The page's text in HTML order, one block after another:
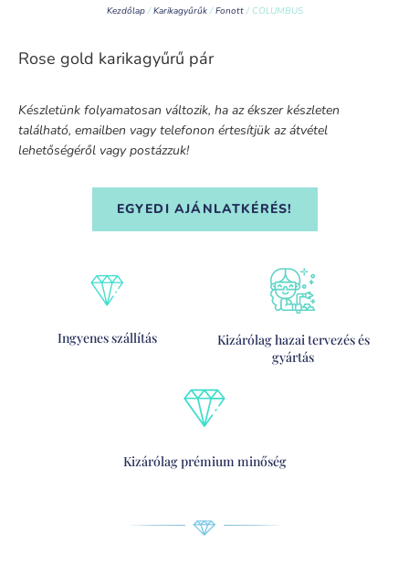
Kezdőlap/Karikagyűrűk/Fonott/ COLUMBUS
Rose gold karikagyűrű pár
Készletünk folyamatosan változik, ha az ékszer készleten
található, emailben vagy telefonon értesítjük az átvétel
lehetőségéről vagy postázzuk!
EGYEDI AJÁNLATKÉRÉS!
Ingyenes szállítás
Kizárólag hazai tervezés és
gyártás
Kizárólag prémium minőség